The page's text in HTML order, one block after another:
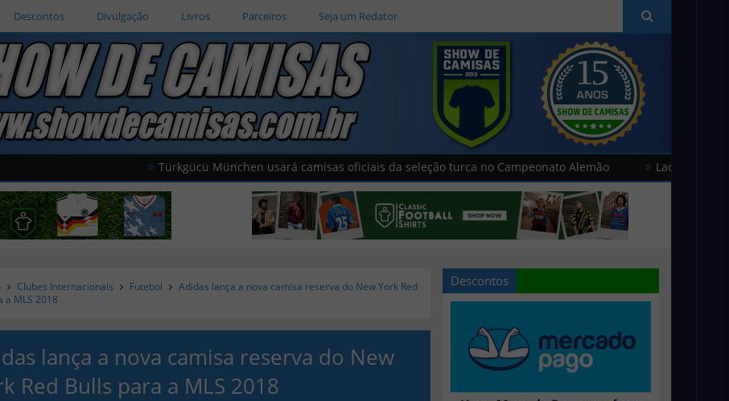
Descontos Divulgação Livros Parceiros Seja um Redator
Türkgücü München usará camisas oficiais da seleção turca no Campeonato Alemão Lacatoni lança as novas
Clubes Internacionais Futebol
Adidas lança a nova camisa reserva do New York Red
a MLS 2018
lança a nova camisa reserva do New
Red Bulls para a MLS 2018
Descontos